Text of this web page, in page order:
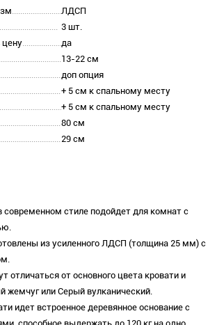
ЛДСП
3 шт.
цену
да
13-22 см
доп опция
+ 5 см к спальному месту
+ 5 см к спальному месту
80 см
29 см
современном стиле подойдет для комнат с
из усиленного ЛДСП (толщина 25 мм) с
отличаться от основного цвета кровати и
жемчуг или Серый вулканический.
идет встроенное деревянное основание с